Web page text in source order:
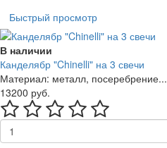
Быстрый просмотр
В наличии
Канделябр "Chinelli" на 3 свечи
Материал: металл, посеребрение...
13200 руб.